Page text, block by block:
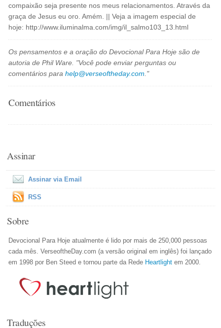
compaixão seja presente nos meus relacionamentos. Através da
graça de Jesus eu oro. Amém. || Veja a imagem especial de
hoje: http://www.iluminalma.com/img/il_salmo103_13.html
Os pensamentos e a oração do Devocional Para Hoje são de
autoria de Phil Ware. "Você pode enviar perguntas ou
comentários parahelp@verseoftheday.com ."
Comentários
Assinar
Assinar via Email
RSS
Sobre
Devocional Para Hoje atualmente é lido por mais de 250,000 pessoas
cada mês. VerseoftheDay.com (a versão original em inglês) foi lançado
em 1998 por Ben Steed e tornou parte da Rede Heartlight em 2000.
Traduções